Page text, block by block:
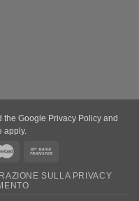
the Google Privacy Policy and
apply.
MasterCard
SULLA PRIVACY